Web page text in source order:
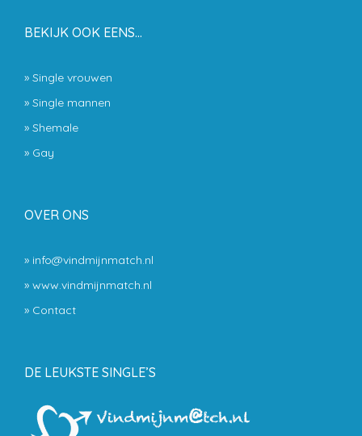
BEKIJK OOK EENS…
» Single vrouwen
» Single mannen
» Shemale
» Gay
OVER ONS
» info@vindmijnmatch.nl
» www.vindmijnmatch.nl
» Contact
DE LEUKSTE SINGLE’S